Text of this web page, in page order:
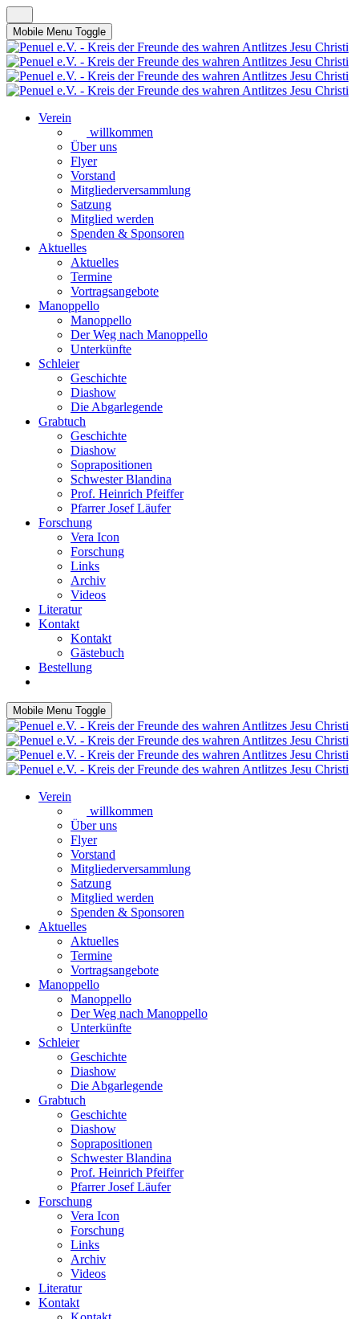
Mobile Menu Toggle
Verein
willkommen
Über uns
Flyer
Vorstand
Mitgliederversammlung
Satzung
Mitglied werden
Spenden & Sponsoren
Aktuelles
Aktuelles
Termine
Vortragsangebote
Manoppello
Manoppello
Der Weg nach Manoppello
Unterkünfte
Schleier
Geschichte
Diashow
Die Abgarlegende
Grabtuch
Geschichte
Diashow
Soprapositionen
Schwester Blandina
Prof. Heinrich Pfeiffer
Pfarrer Josef Läufer
Forschung
Vera Icon
Forschung
Links
Archiv
Videos
Literatur
Kontakt
Kontakt
Gästebuch
Bestellung
Mobile Menu Toggle
Verein
willkommen
Über uns
Flyer
Vorstand
Mitgliederversammlung
Satzung
Mitglied werden
Spenden & Sponsoren
Aktuelles
Aktuelles
Termine
Vortragsangebote
Manoppello
Manoppello
Der Weg nach Manoppello
Unterkünfte
Schleier
Geschichte
Diashow
Die Abgarlegende
Grabtuch
Geschichte
Diashow
Soprapositionen
Schwester Blandina
Prof. Heinrich Pfeiffer
Pfarrer Josef Läufer
Forschung
Vera Icon
Forschung
Links
Archiv
Videos
Literatur
Kontakt